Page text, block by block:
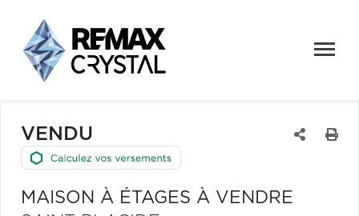
VENDU
MAISON À ÉTAGES À VENDRE